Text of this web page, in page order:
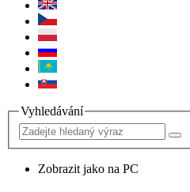
Vyhledávání
Zobrazit jako na PC